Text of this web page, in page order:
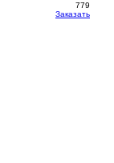
779
Заказать